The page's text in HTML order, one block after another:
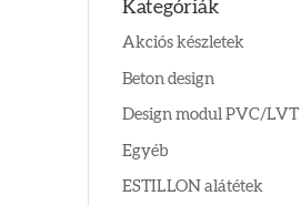
Kategóriák
Akciós készletek
Beton design
Design modul PVC/LVT
Egyéb
ESTILLON alátétek